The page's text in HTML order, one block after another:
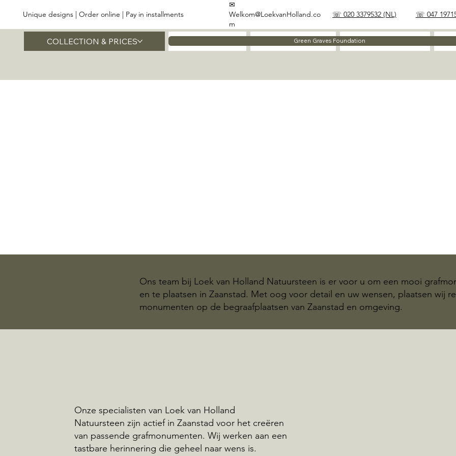
Unique designs | Order online | Pay in installments ☏ 020 3379532 (NL) ☏ 047
✉
Welkom@LoekvanHolland.co
m
COLLECTION & PRICES Method
Green Graves Foundation
Ons team bij Loek van Holland Natuursteen is er voor u om een mooi
en te plaatsen in Zaanstad. Met oog voor detail en uw wensen, plaatsen wij
monumenten op de begraafplaatsen van Zaanstad en omgeving.
Onze specialisten van Loek van Holland
Natuursteen zijn actief in Zaanstad voor het creëren
van passende grafmonumenten. Wij werken aan een
tastbare herinnering die geheel naar wens is.